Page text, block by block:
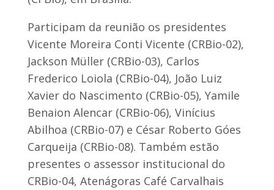
Participam da reunião os presidentes
Vicente Moreira Conti Vicente (CRBio-02),
Jackson Müller (CRBio-03), Carlos
Frederico Loiola (CRBio-04), João Luiz
Xavier do Nascimento (CRBio-05), Yamile
Benaion Alencar (CRBio-06), Vinícius
Abilhoa (CRBio-07) e César Roberto Góes
Carqueija (CRBio-08). Também estão
presentes o assessor institucional do
CRBio-04, Atenágoras Café Carvalhais